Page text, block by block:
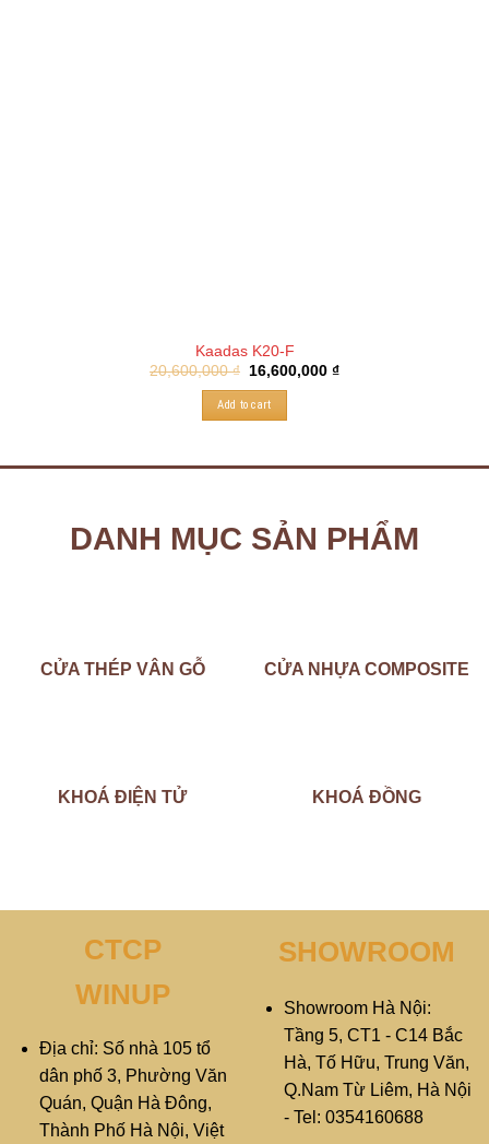
Kaadas K20-F
20,600,000₫ 16,600,000₫
Add to cart
DANH MỤC SẢN PHẨM
CỬA THÉP VÂN GỖ CỬA NHỰA COMPOSITE
KHOÁ ĐIỆN TỬ KHOÁ ĐỒNG
CTCP
WINUP
Địa chỉ: Số nhà 105 tổ
dân phố 3, Phường Văn
Quán, Quận Hà Đông,
Thành Phố Hà Nội, Việt
SHOWROOM
Showroom Hà Nội:
Tầng 5, CT1 - C14 Bắc
Hà, Tố Hữu, Trung Văn,
Q.Nam Từ Liêm, Hà Nội
- Tel: 0354160688